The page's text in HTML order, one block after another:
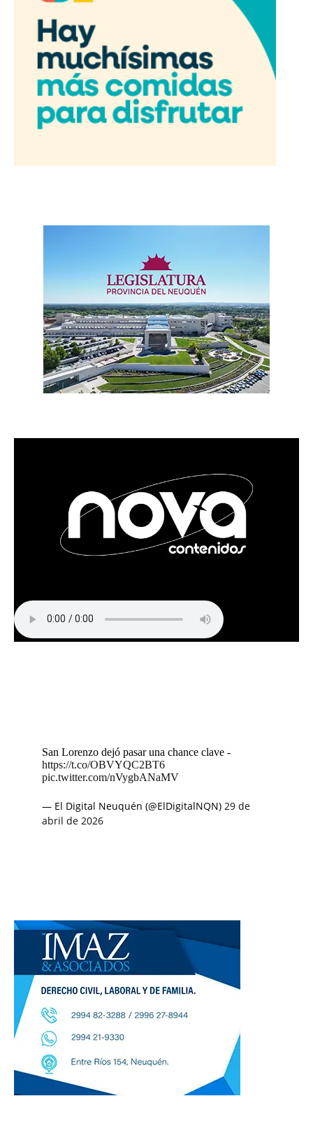
San Lorenzo dejó pasar una chance clave -
https://t.co/OBVYQC2BT6
pic.twitter.com/nVygbANaMV
— El Digital Neuquén (@ElDigitalNQN) 29 de
abril de 2026